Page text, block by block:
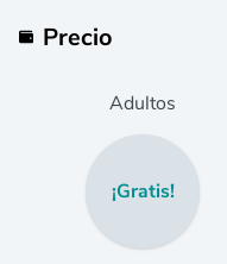
Precio
Adultos
¡Gratis!